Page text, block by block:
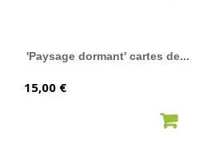
'Paysage dormant' cartes de...
Prix
15,00 €